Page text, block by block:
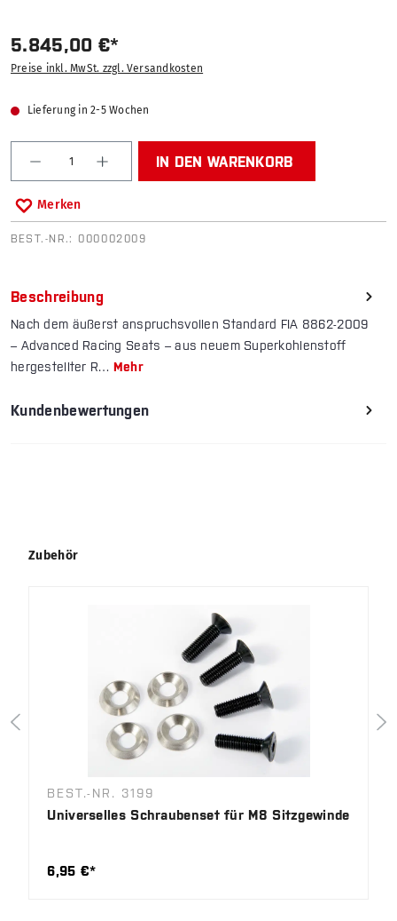
5.845,00 €*
Preise inkl. MwSt. zzgl. Versandkosten
Lieferung in 2-5 Wochen
Produkt Anzahl: Gib den gewünschten Wert ein
IN DEN WARENKORB
Merken
BEST.-NR.: 000002009
Beschreibung
Nach dem äußerst anspruchsvollen Standard FIA 8862-2009
– Advanced Racing Seats – aus neuem Superkohlenstoff
hergestellter R… Mehr
Kundenbewertungen
Produktgalerie überspringen
Zubehör
BEST.-NR. 3199
Universelles Schraubenset für M8 Sitzgewinde
6,95 €*